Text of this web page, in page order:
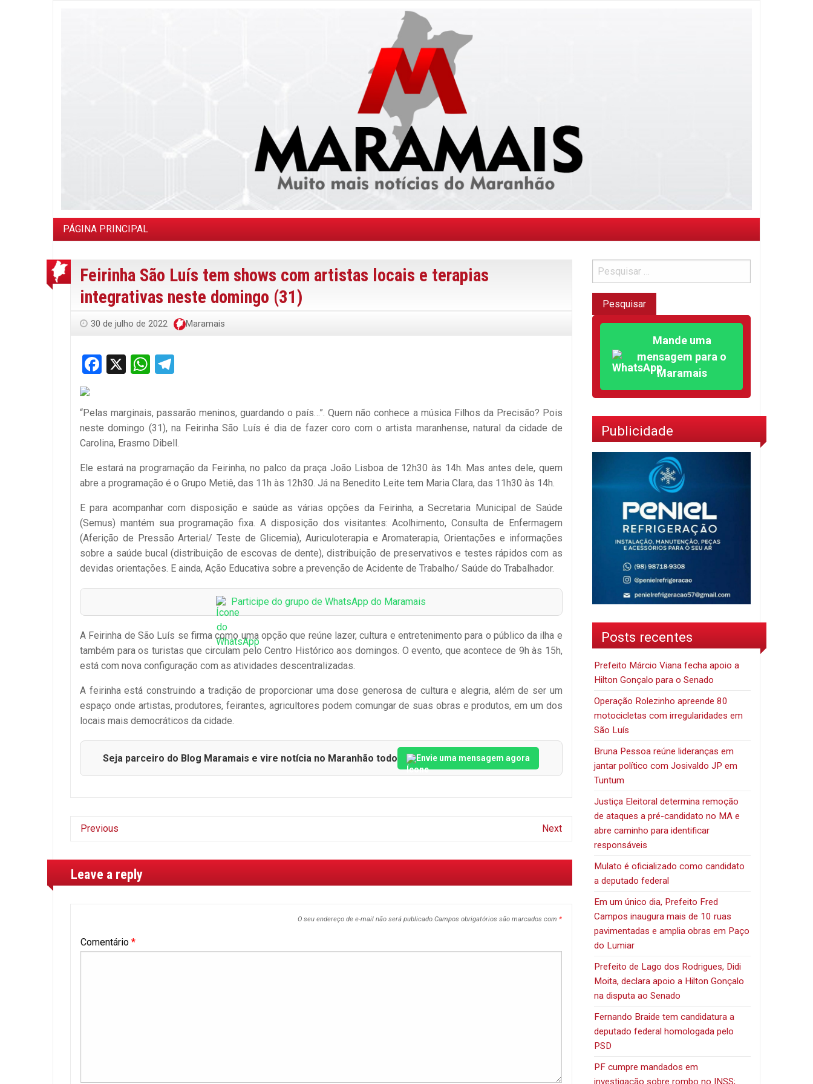
PÁGINA PRINCIPAL
Feirinha São Luís tem shows com artistas locais e terapias
integrativas neste domingo (31)
30 de julho de 2022 Maramais
Facebook
X WhatsApp
“Pelas marginais, passarão meninos, guardando o país…”. Quem não conhece a música Filhos da Precisão? Pois
neste domingo (31), na Feirinha São Luís é dia de fazer coro com o artista maranhense, natural da cidade de
Carolina, Erasmo Dibell.
Ele estará na programação da Feirinha, no palco da praça João Lisboa de 12h30 às 14h. Mas antes dele, quem
abre a programação é o Grupo Metiê, das 11h às 12h30. Já na Benedito Leite tem Maria Clara, das 11h30 às 14h.
E para acompanhar com disposição e saúde as várias opções da Feirinha, a Secretaria Municipal de Saúde
(Semus) mantém sua programação fixa. A disposição dos visitantes: Acolhimento, Consulta de Enfermagem
(Aferição de Pressão Arterial/ Teste de Glicemia), Auriculoterapia e Aromaterapia, Orientações e informações
sobre a saúde bucal (distribuição de escovas de dente), distribuição de preservativos e testes rápidos com as
devidas orientações. E ainda, Ação Educativa sobre a prevenção de Acidente de Trabalho/ Saúde do Trabalhador.
Participe do grupo de WhatsApp do Maramais
A Feirinha de São Luís se firma como uma opção que reúne lazer, cultura e entretenimento para o público da ilha e
também para os turistas que circulam pelo Centro Histórico aos domingos. O evento, que acontece de 9h às 15h,
está com nova configuração com as atividades descentralizadas.
A feirinha está construindo a tradição de proporcionar uma dose generosa de cultura e alegria, além de ser um
espaço onde artistas, produtores, feirantes, agricultores podem comungar de suas obras e produtos, em um dos
locais mais democráticos da cidade.
Seja parceiro do Blog Maramais e vire notícia no Maranhão todo Envie uma mensagem agora
Previous Next
Leave a reply
O seu endereço de e-mail não será publicado.Campos obrigatórios são marcados com *
Comentário *
Mande uma
mensagem para o
Maramais
Publicidade
Posts recentes
Prefeito Márcio Viana fecha apoio a
Hilton Gonçalo para o Senado
Operação Rolezinho apreende 80
motocicletas com irregularidades em
São Luís
Bruna Pessoa reúne lideranças em
jantar político com Josivaldo JP em
Tuntum
Justiça Eleitoral determina remoção
de ataques a pré-candidato no MA e
abre caminho para identificar
responsáveis
Mulato é oficializado como candidato
a deputado federal
Em um único dia, Prefeito Fred
Campos inaugura mais de 10 ruas
pavimentadas e amplia obras em Paço
do Lumiar
Prefeito de Lago dos Rodrigues, Didi
Moita, declara apoio a Hilton Gonçalo
na disputa ao Senado
Fernando Braide tem candidatura a
deputado federal homologada pelo
PSD
PF cumpre mandados em
investigação sobre rombo no INSS;